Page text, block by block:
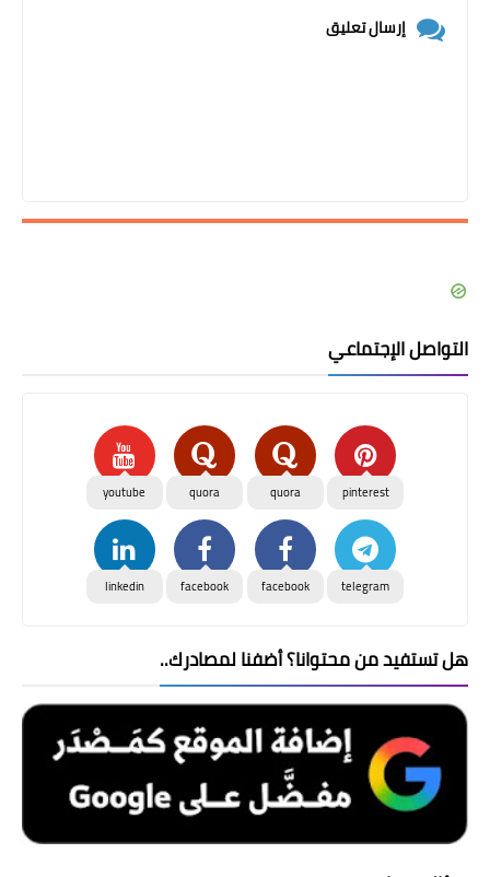
إرسال تعليق
التواصل الإجتماعي
pinterest
quora
quora
youtube
telegram
facebook
facebook
linkedin
هل تستفيد من محتوانا؟ أضفنا لمصادرك..